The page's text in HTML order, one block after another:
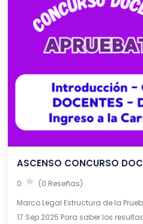
ASCENSO CONCURSO
0 (0 Reseñas)
Marco Legal Estructura de la
17 Sep 2025 Para saber los resultados de presaberes en